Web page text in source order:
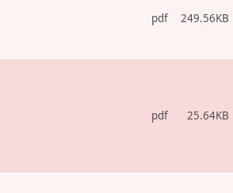
pdf 249.56KB
pdf 25.64KB